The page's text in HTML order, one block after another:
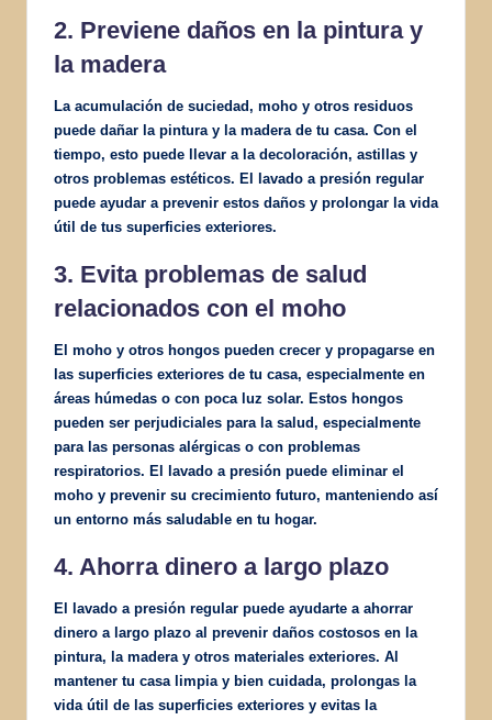
2. Previene daños en la pintura y
la madera
La acumulación de suciedad, moho y otros residuos
puede dañar la pintura y la madera de tu casa. Con el
tiempo, esto puede llevar a la decoloración, astillas y
otros problemas estéticos. El lavado a presión regular
puede ayudar a prevenir estos daños y prolongar la vida
útil de tus superficies exteriores.
3. Evita problemas de salud
relacionados con el moho
El moho y otros hongos pueden crecer y propagarse en
las superficies exteriores de tu casa, especialmente en
áreas húmedas o con poca luz solar. Estos hongos
pueden ser perjudiciales para la salud, especialmente
para las personas alérgicas o con problemas
respiratorios. El lavado a presión puede eliminar el
moho y prevenir su crecimiento futuro, manteniendo así
un entorno más saludable en tu hogar.
4. Ahorra dinero a largo plazo
El lavado a presión regular puede ayudarte a ahorrar
dinero a largo plazo al prevenir daños costosos en la
pintura, la madera y otros materiales exteriores. Al
mantener tu casa limpia y bien cuidada, prolongas la
vida útil de las superficies exteriores y evitas la